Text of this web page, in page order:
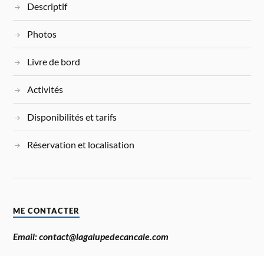
Descriptif
Photos
Livre de bord
Activités
Disponibilités et tarifs
Réservation et localisation
ME CONTACTER
Email: contact@lagalupedecancale.com